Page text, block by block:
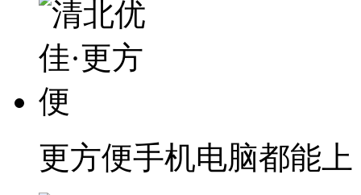
更方便手机电脑都能上